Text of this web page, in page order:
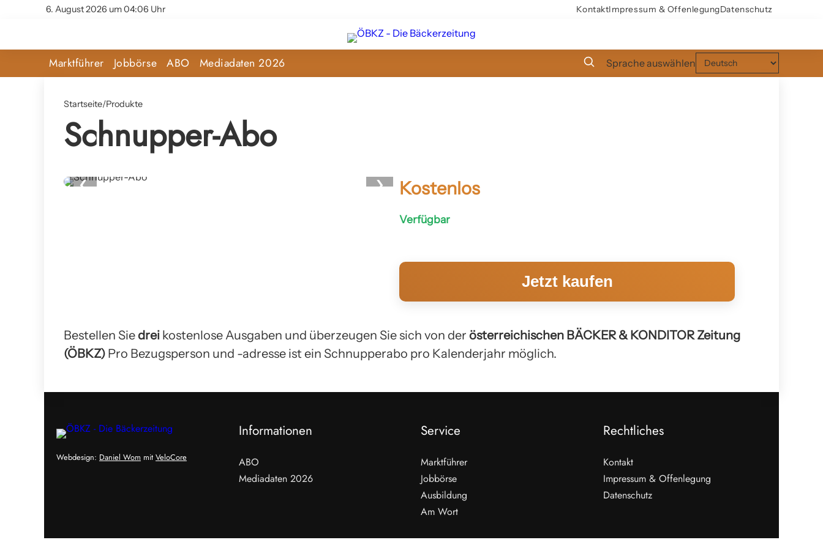
6. August 2026 um 04:06 Uhr KontaktImpressum & OffenlegungDatenschutz
Marktführer Jobbörse ABO Mediadaten 2026 Sprache auswählen
Startseite/Produkte
Schnupper-Abo
‹ › Kostenlos
Verfügbar
Jetzt kaufen
Bestellen Siedrei kostenlose Ausgaben und überzeugen Sie sich von der österreichischen BÄCKER & KONDITOR Zeitung
(ÖBKZ) Pro Bezugsperson und -adresse ist ein Schnupperabo pro Kalenderjahr möglich.
Webdesign: Daniel Wom mit VeloCore
Informationen
ABO
Mediadaten 2026
Service
Marktführer
Jobbörse
Ausbildung
Am Wort
Rechtliches
Kontakt
Impressum & Offenlegung
Datenschutz